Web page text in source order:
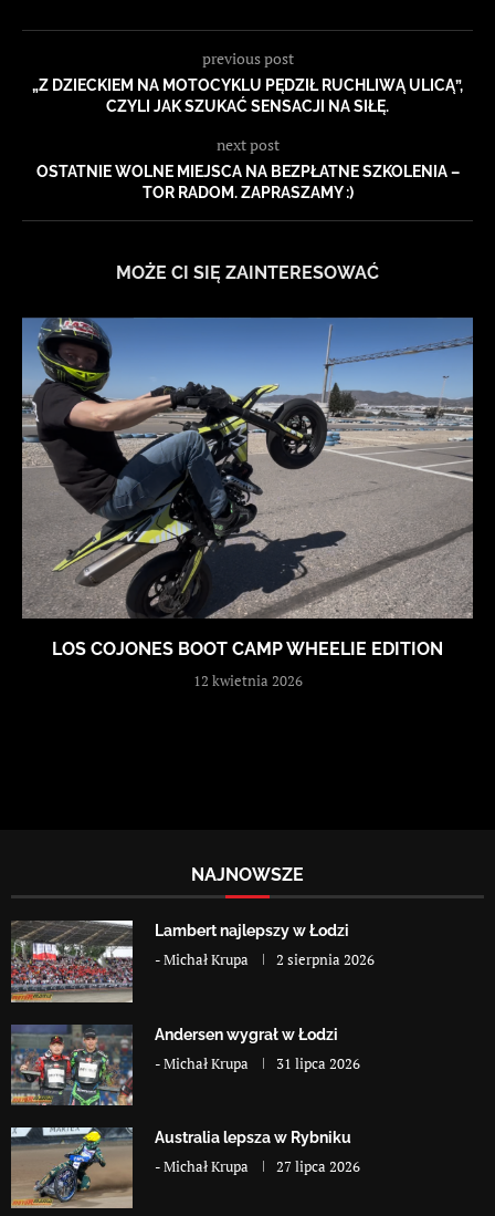
previous post
„Z DZIECKIEM NA MOTOCYKLU PĘDZIŁ RUCHLIWĄ ULICĄ”,
CZYLI JAK SZUKAĆ SENSACJI NA SIŁĘ.
next post
OSTATNIE WOLNE MIEJSCA NA BEZPŁATNE SZKOLENIA –
TOR RADOM. ZAPRASZAMY :)
MOŻE CI SIĘ ZAINTERESOWAĆ
LOS COJONES BOOT CAMP WHEELIE EDITION
12 kwietnia 2026
NAJNOWSZE
Lambert najlepszy w Łodzi
-Michał Krupa 2 sierpnia 2026
Andersen wygrał w Łodzi
-Michał Krupa 31 lipca 2026
Australia lepsza w Rybniku
-Michał Krupa 27 lipca 2026